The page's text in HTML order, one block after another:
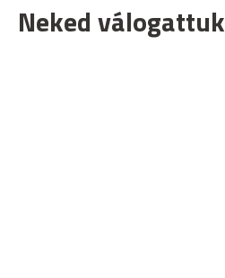
Neked válogattuk